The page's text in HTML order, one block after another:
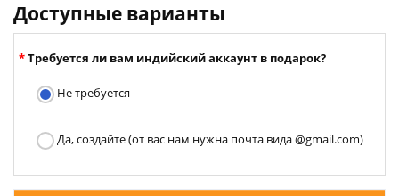
Доступные варианты
Требуется ли вам индийский аккаунт в подарок?
Не требуется
Да, создайте (от вас нам нужна почта вида @gmail.com)